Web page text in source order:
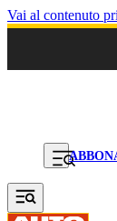
Vai al contenuto